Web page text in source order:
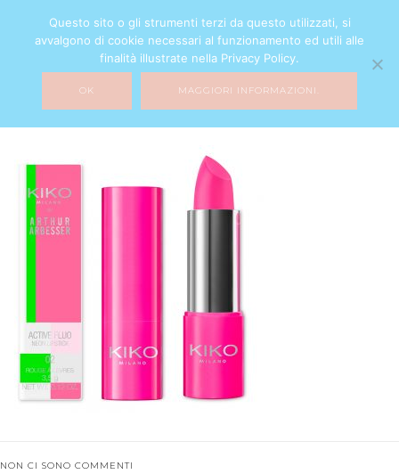
kiko-active-fluo-1000-
7 GIUGNO 2017
NON CI SONO COMMENTI
Questo sito o gli strumenti terzi da questo utilizzati, si
avvalgono di cookie necessari al funzionamento ed utili alle
finalità illustrate nella Privacy Policy.
OK MAGGIORI INFORMAZIONI.